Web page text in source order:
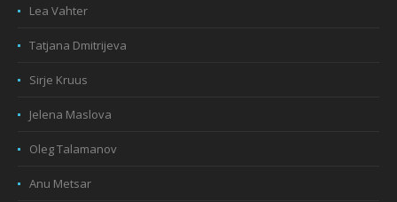
Lea Vahter
Tatjana Dmitrijeva
Sirje Kruus
Jelena Maslova
Oleg Talamanov
Anu Metsar